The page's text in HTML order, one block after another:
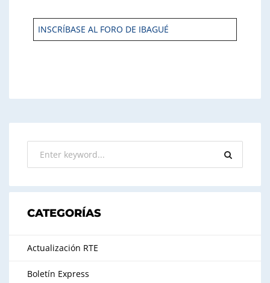
INSCRÍBASE AL FORO DE IBAGUÉ
CATEGORÍAS
Actualización RTE
Boletín Express